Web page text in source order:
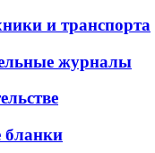
и транспорта
журналы
бланки